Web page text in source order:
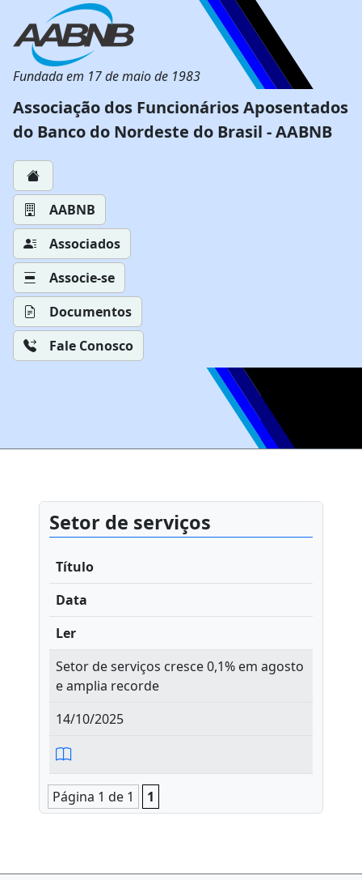
Fundada em 17 de maio de 1983
Associação dos Funcionários Aposentados
do Banco do Nordeste do Brasil - AABNB
AABNB
Associados
Associe-se
Documentos
Fale Conosco
Setor de serviços
Título
Data
Ler
Setor de serviços cresce 0,1% em agosto
e amplia recorde
14/10/2025
Página 1 de 1 1